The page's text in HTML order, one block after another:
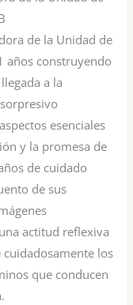
de la Unidad de
años construyendo
a la
esenciales
y la promesa de
de cuidado
de sus
actitud reflexiva
los
que conducen